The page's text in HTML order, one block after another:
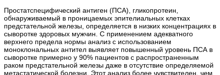
Простатспецифический антиген (ПСА), гликопротеин,
обнаруживаемый в проницаемых эпителиальных клетках
предстательной железы, определяется в низких концентрациях в
сыворотке здоровых мужчин. С применением адекватного
верхнего предела нормы анализ с использованием
моноклональных антител выявляет повышенный уровень ПСА в
сыворотке примерно у 90% пациентов с распространенным
раком предстательной железы даже в отсутствие определяемой
метастатической болезни. Этот анализ более чувствителен, чем